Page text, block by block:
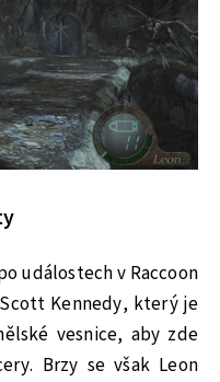
událostech v Raccoon
Kennedy, který je
vesnice, aby zde
Brzy se však Leon